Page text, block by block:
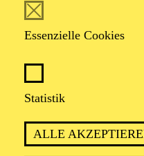
Essenzielle Cookies
Statistik
ALLE
ca. 1